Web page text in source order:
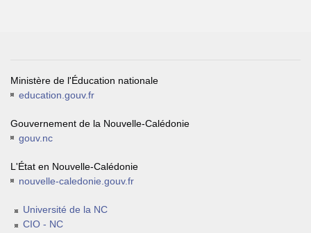
Ministère de l'Éducation nationale
education.gouv.fr
Gouvernement de la Nouvelle-Calédonie
gouv.nc
L'État en Nouvelle-Calédonie
nouvelle-caledonie.gouv.fr
Université de la NC
CIO - NC